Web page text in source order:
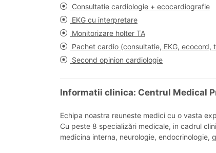
Consultatie cardiologie + ecocardiografie
EKG cu interpretare
Monitorizare holter TA
Pachet cardio (consultatie, EKG, ecocord,
Second opinion cardiologie
Informatii clinica: Centrul Medical
Echipa noastra reuneste medici cu o vasta
Cu peste 8 specializări medicale, in cadrul
medicina interna, neurologie, endocrinologie,